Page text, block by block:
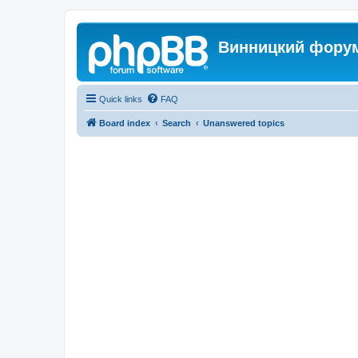
Винницкий
Quick links FAQ
Board index Search Unanswered topics